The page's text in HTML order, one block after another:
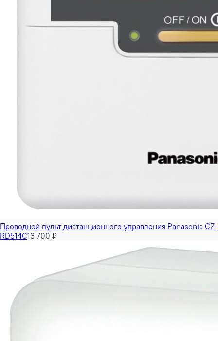
Проводной пульт дистанционного управления Panasonic CZ-
RD514C13 700 ₽